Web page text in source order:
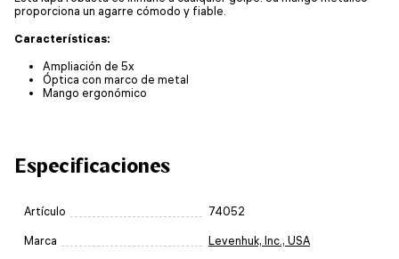
proporciona un agarre cómodo y fiable.
Características:
Ampliación de 5x
Óptica con marco de metal
Mango ergonómico
Especificaciones
Artículo 74052
Marca Levenhuk, Inc., USA